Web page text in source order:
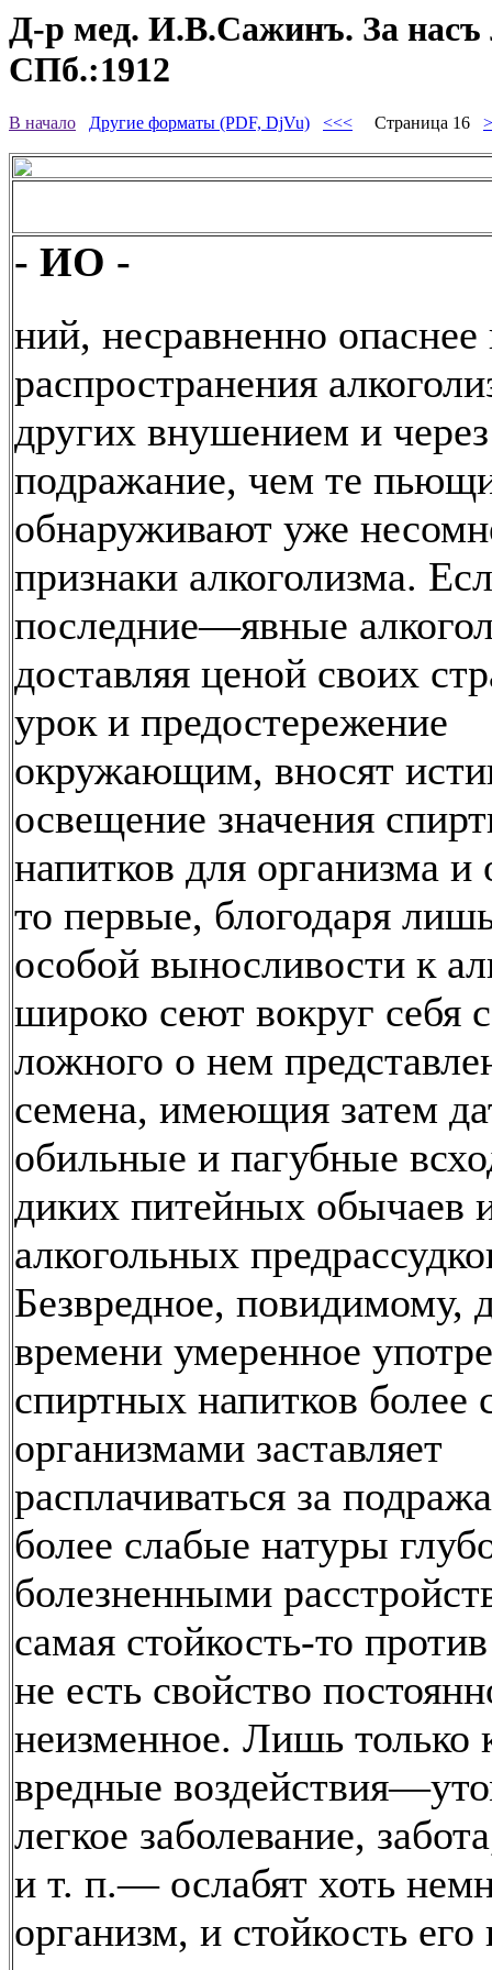
Д-р мед. И.В.Сажинъ. За насъ
СПб.:1912
В начало Другие форматы (PDF, DjVu) <<< Страница 16
- ИО -
ний, несравненно
распространения
других внушением и через
подражание, чем те
обнаруживают уже
признаки алкоголизма.
последние—явные
доставляя ценой своих
урок и предостережение
окружающим, вносят
освещение значения
напитков для организма и
то первые, блогодаря
особой выносливости к
широко сеют вокруг себя
ложного о нем
семена, имеющия затем
обильные и пагубные
диких питейных обычаев
алкогольных
Безвредное, повидимому,
времени умеренное
спиртных напитков более
организмами заставляет
расплачиваться за
более слабые натуры
болезненными
самая стойкость-то
не есть свойство
неизменное. Лишь только
вредные
легкое заболевание,
и т. п.— ослабят хоть
организм, и стойкость его